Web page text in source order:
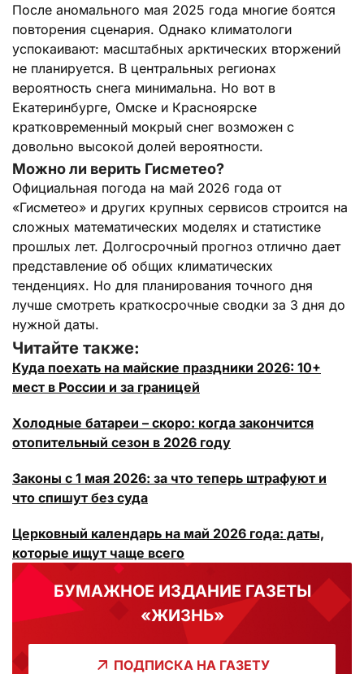
После аномального мая 2025 года многие боятся
повторения сценария. Однако климатологи
успокаивают: масштабных арктических вторжений
не планируется. В центральных регионах
вероятность снега минимальна. Но вот в
Екатеринбурге, Омске и Красноярске
кратковременный мокрый снег возможен с
довольно высокой долей вероятности.
Можно ли верить Гисметео?
Официальная погода на май 2026 года от
«Гисметео» и других крупных сервисов строится на
сложных математических моделях и статистике
прошлых лет. Долгосрочный прогноз отлично дает
представление об общих климатических
тенденциях. Но для планирования точного дня
лучше смотреть краткосрочные сводки за 3 дня до
нужной даты.
Читайте также:
Куда поехать на майские праздники 2026: 10+
мест в России и за границей
Холодные батареи – скоро: когда закончится
отопительный сезон в 2026 году
Законы с 1 мая 2026: за что теперь штрафуют и
что спишут без суда
Церковный календарь на май 2026 года: даты,
которые ищут чаще всего
БУМАЖНОЕ ИЗДАНИЕ ГАЗЕТЫ
«ЖИЗНЬ»
ПОДПИСКА НА ГАЗЕТУ